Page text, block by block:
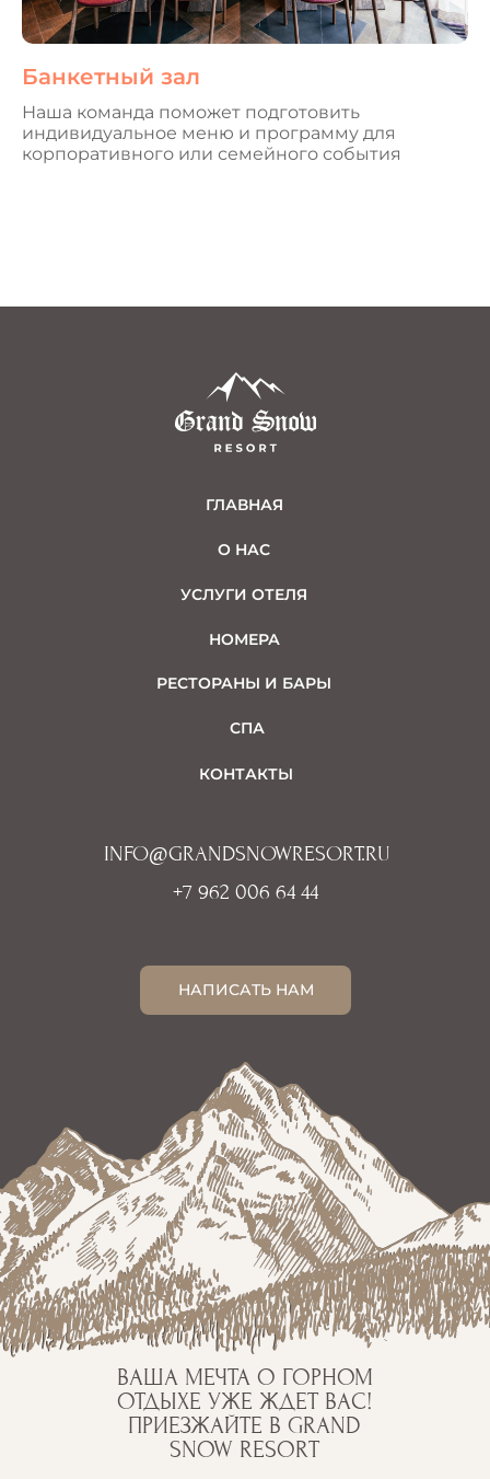
Банкетный зал
Наша команда поможет подготовить
индивидуальное меню и программу для
корпоративного или семейного события
НАПИСАТЬ НАМ
INFO@GRANDSNOWRESORT.RU
УСЛУГИ ОТЕЛЯ
РЕСТОРАНЫ И БАРЫ
СПА
КОНТАКТЫ
О НАС
НОМЕРА
ГЛАВНАЯ
ВАША МЕЧТА О ГОРНОМ
ОТДЫХЕ УЖЕ ЖДЕТ ВАС!
ПРИЕЗЖАЙТЕ В GRAND
SNOW RESORT
+7 962 006 64 44